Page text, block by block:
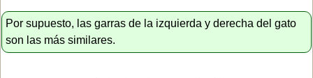
Por supuesto, las garras de la izquierda y derecha del gato
son las más similares.